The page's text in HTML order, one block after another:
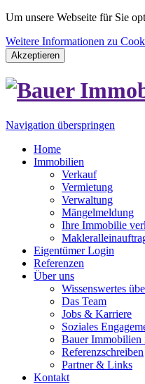
Um unsere Webseite für Sie
Weitere Informationen zu
Akzeptieren
Navigation überspringen
Home
Immobilien
Verkauf
Vermietung
Verwaltung
Mängelmeldung
Ihre Immobilie
Eigentümer Login
Referenzen
Über uns
Wissenswertes
Das Team
Jobs & Karriere
Soziales
Bauer Immobilien
Referenzschreiben
Partner & Links
Kontakt